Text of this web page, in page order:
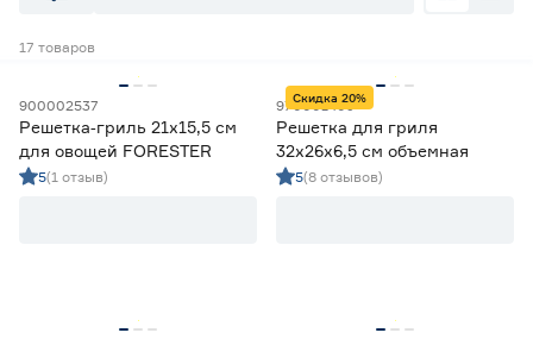
ул. Селезнева, 4
ул. им. Данилы Волкореза, 2
Тип
Решетки
17 товаров
900002537
Решетка‑гриль 21x15,5 см
для овощей FORESTER
5(1 отзыв)
Скидка 20%
970001409
Решетка для гриля
32x26x6,5 см объемная
5(8 отзывов)